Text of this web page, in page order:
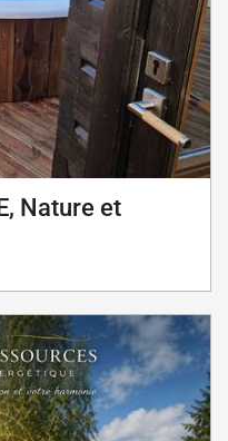
Nature et